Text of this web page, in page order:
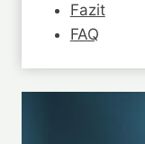
Fazit
FAQ